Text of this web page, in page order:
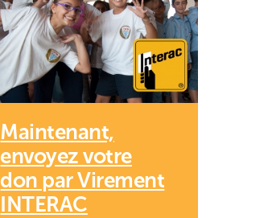
Maintenant,
envoyez votre
don par Virement
INTERAC